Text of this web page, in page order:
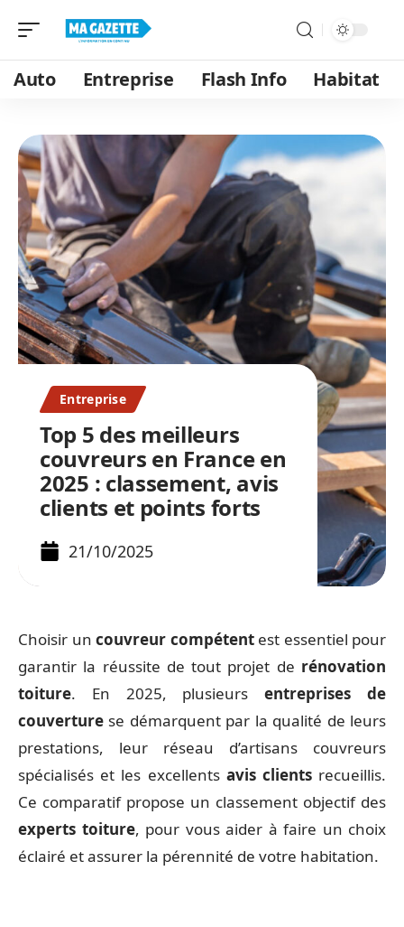
Auto Entreprise Flash Info Habitat
Entreprise
Top 5 des meilleurs
couvreurs en France en
2025 : classement, avis
clients et points forts
21/10/2025
Choisir un couvreur compétentest essentiel pour
garantir la réussite de tout projet de rénovation
toiture. En 2025, plusieursentreprises de
couverture se démarquent par la qualité de leurs
prestations, leur réseau d’artisans couvreurs
spécialisés et les excellents avis clientsrecueillis.
Ce comparatif propose un classement objectif des
experts toiture, pour vous aider à faire un choix
éclairé et assurer la pérennité de votre habitation.